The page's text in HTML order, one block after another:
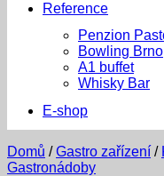
Reference
Penzion
Bowling Brno
A1 buffet
Whisky Bar
E-shop
Domů / Gastro zařízení /
Gastronádoby